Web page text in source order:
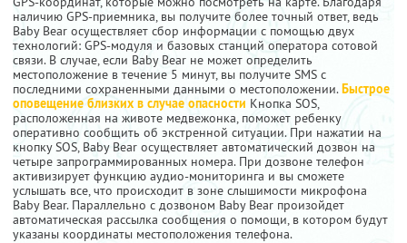
наличию GPS-приемника, вы получите более точный ответ, ведь
Baby Bear осуществляет сбор информации с помощью двух
технологий: GPS-модуля и базовых станций оператора сотовой
связи. В случае, если Baby Bear не может определить
местоположение в течение 5 минут, вы получите SMS с
последними сохраненными данными о местоположении.Быстрое
оповещение близких в случае опасности Кнопка SOS,
расположенная на животе медвежонка, поможет ребенку
оперативно сообщить об экстренной ситуации. При нажатии на
кнопку SOS, Baby Bear осуществляет автоматический дозвон на
четыре запрограммированных номера. При дозвоне телефон
активизирует функцию аудио-мониторинга и вы сможете
услышать все, что происходит в зоне слышимости микрофона
Baby Bear. Параллельно с дозвоном Baby Bear произойдет
автоматическая рассылка сообщения о помощи, в котором будут
указаны координаты местоположения телефона.